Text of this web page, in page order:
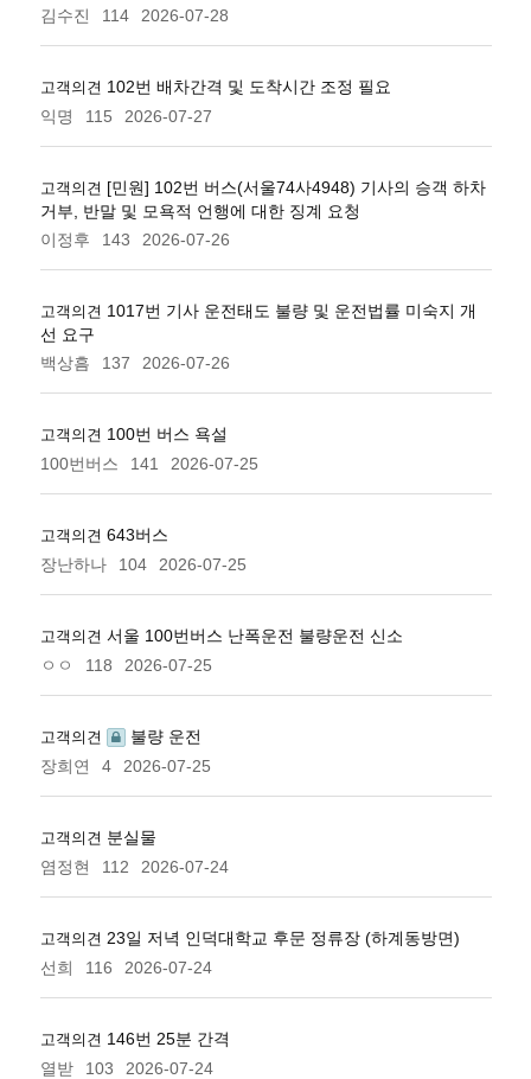
김수진
114 2026-07-28
고객의견 102번 배차간격 및 도착시간 조정 필요
익명
115 2026-07-27
고객의견 [민원] 102번 버스(서울74사4948) 기사의 승객 하차
거부, 반말 및 모욕적 언행에 대한 징계 요청
이정후
143 2026-07-26
고객의견 1017번 기사 운전태도 불량 및 운전법률 미숙지 개
선 요구
백상흠
137 2026-07-26
고객의견 100번 버스 욕설
100번버스
141 2026-07-25
고객의견 643버스
장난하나
104 2026-07-25
고객의견 서울 100번버스 난폭운전 불량운전 신소
ㅇㅇ
118 2026-07-25
고객의견
불량 운전
장희연
4 2026-07-25
고객의견 분실물
염정현
112 2026-07-24
고객의견 23일 저녁 인덕대학교 후문 정류장 (하계동방면)
선희
116 2026-07-24
고객의견 146번 25분 간격
열받
103 2026-07-24